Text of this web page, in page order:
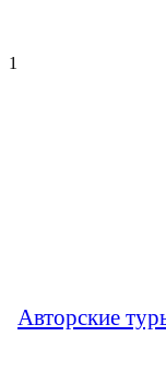
1
Авторские